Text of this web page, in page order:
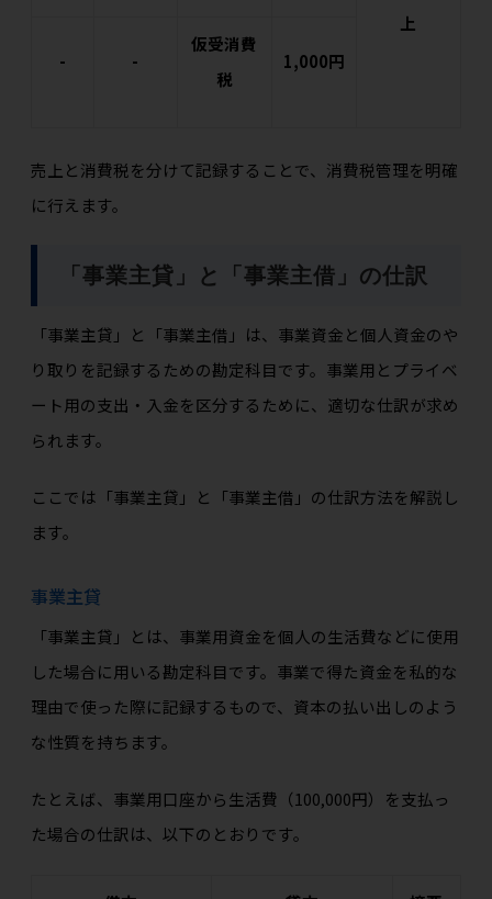
上
-
-
仮受消費
税
1,000円
売上と消費税を分けて記録することで、消費税管理を明確
に行えます。
「事業主貸」と「事業主借」の仕訳
「事業主貸」と「事業主借」は、事業資金と個人資金のや
り取りを記録するための勘定科目です。事業用とプライベ
ート用の支出・入金を区分するために、適切な仕訳が求め
られます。
ここでは「事業主貸」と「事業主借」の仕訳方法を解説し
ます。
事業主貸
「事業主貸」とは、事業用資金を個人の生活費などに使用
した場合に用いる勘定科目です。事業で得た資金を私的な
理由で使った際に記録するもので、資本の払い出しのよう
な性質を持ちます。
たとえば、事業用口座から生活費（100,000円）を支払っ
た場合の仕訳は、以下のとおりです。